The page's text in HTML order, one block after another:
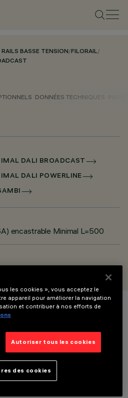
RAILS BASSE TENSION/FILORAIL/
DONNÉES TECHNIQUES
DALI BROADCAST
DALI POWERLINE
encastrable Minimal L=500
les cookies », vous acceptez le
appareil pour améliorer la navigation
et contribuer à nos efforts de
Autoriser tous les cookies
des cookies